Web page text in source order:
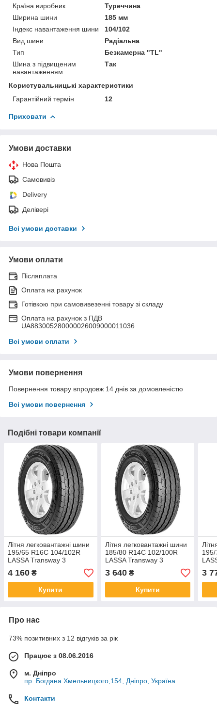
Країна виробник
Туреччина
Ширина шини
185 мм
Індекс навантаження шини
104/102
Вид шини
Радіальна
Тип
Безкамерна "TL"
Шина з підвищеним
навантаженням
Так
Користувальницькі характеристики
Гарантійний термін
12
Приховати
Умови доставки
Нова Пошта
Самовивіз
Delivery
Делівері
Всі умови доставки
Умови оплати
Післяплата
Оплата на рахунок
Готівкою при самовивезенні товару зі складу
Оплата на рахунок з ПДВ
UA883005280000026009000011036
Всі умови оплати
Умови повернення
Повернення товару впродовж 14 днів за домовленістю
Всі умови повернення
Подібні товари компанії
Літня легковантажні шини
195/65 R16C 104/102R
LASSA Transway 3
4 160 ₴
Купити
Літня легковантажні шини
185/80 R14C 102/100R
LASSA Transway 3
3 640₴
Купити
3
Про нас
73% позитивних з 12 відгуків за рік
Працює з 08.06.2016
м. Дніпро
пр. Богдана Хмельницкого,154, Дніпро, Україна
Контакти